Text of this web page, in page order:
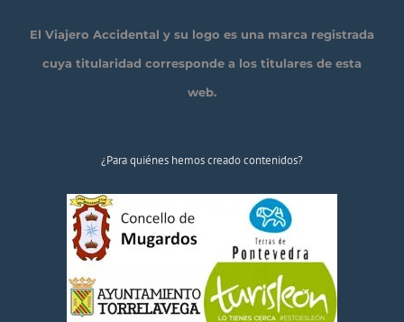
El Viajero Accidental y su logo es una marca registrada
cuya titularidad corresponde a los titulares de esta
web.
¿Para quiénes hemos creado contenidos?